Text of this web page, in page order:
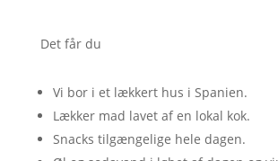
Det får du
Vi bor i et lækkert hus i Spanien.
Lækker mad lavet af en lokal kok.
Snacks tilgængelige hele dagen.